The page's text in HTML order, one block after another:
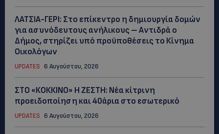
ΛΑΤΣΙΑ-ΓΕΡΙ: Στο επίκεντρο η δημιουργία δομών
για ασυνόδευτους ανήλικους – Αντιδρά ο
Δήμος, στηρίζει υπό προϋποθέσεις το Κίνημα
Οικολόγων
UPDATES 6 Αυγούστου, 2026
ΣΤΟ «ΚΟΚΚΙΝΟ» Η ΖΕΣΤΗ: Νέα κίτρινη
προειδοποίηση και 40άρια στο εσωτερικό
UPDATES 6 Αυγούστου, 2026